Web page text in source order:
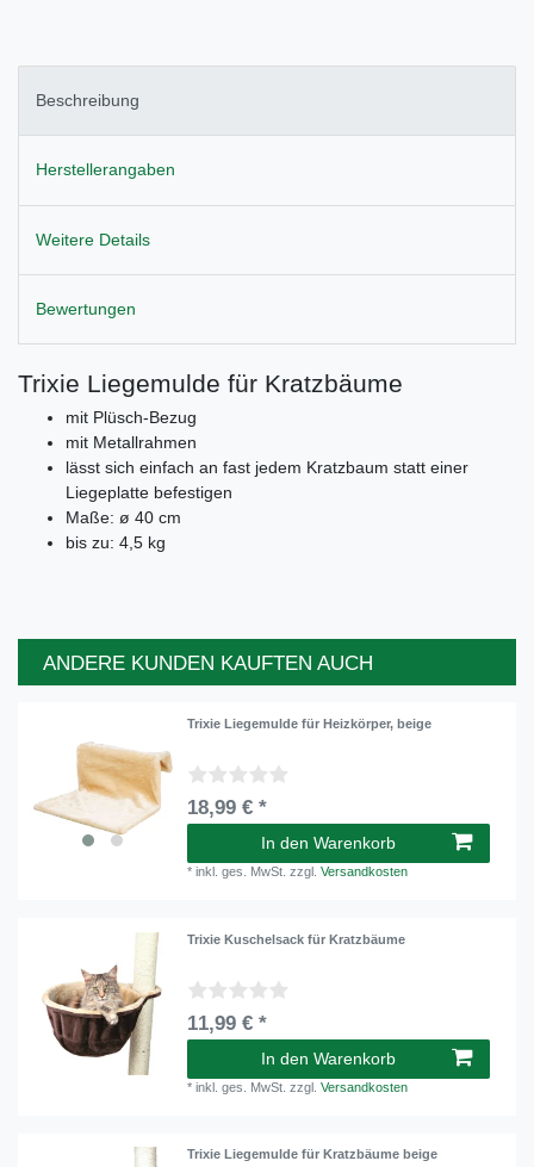
Beschreibung
Herstellerangaben
Weitere Details
Bewertungen
Trixie Liegemulde für Kratzbäume
mit Plüsch-Bezug
mit Metallrahmen
lässt sich einfach an fast jedem Kratzbaum statt einer
Liegeplatte befestigen
Maße: ø 40 cm
bis zu: 4,5 kg
ANDERE KUNDEN KAUFTEN AUCH
Trixie Liegemulde für Heizkörper, beige
18,99 € *
In den Warenkorb
*inkl. ges. MwSt. zzgl.Versandkosten
Trixie Kuschelsack für Kratzbäume
11,99 € *
In den Warenkorb
*inkl. ges. MwSt. zzgl.Versandkosten
Trixie Liegemulde für Kratzbäume beige